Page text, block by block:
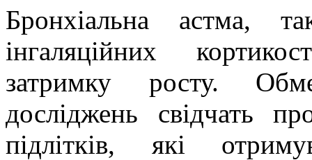
Бронхіальна астма,
інгаляційних
затримку росту.
досліджень свідчать
підлітків, які